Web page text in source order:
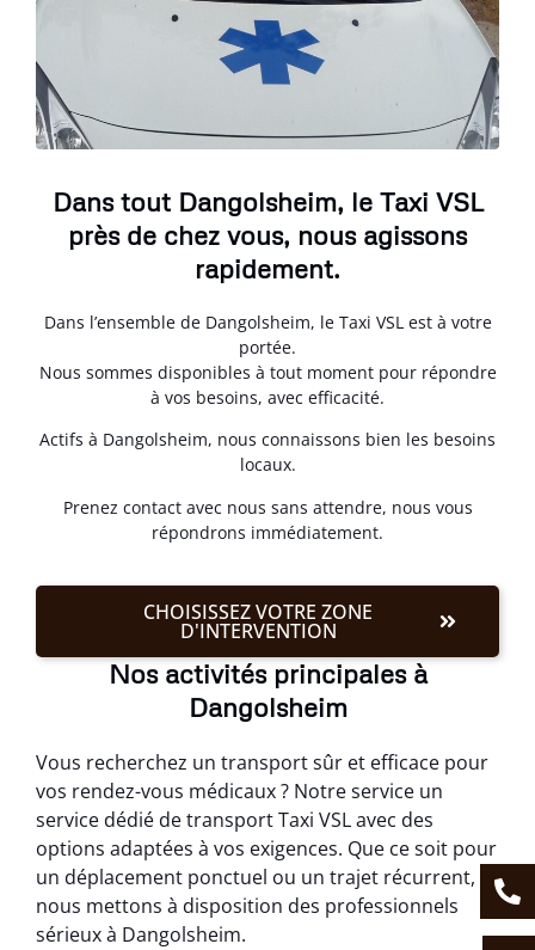
Dans tout Dangolsheim, le Taxi VSL
près de chez vous, nous agissons
rapidement.
Dans l’ensemble de Dangolsheim, le Taxi VSL est à votre
portée.
Nous sommes disponibles à tout moment pour répondre
à vos besoins, avec efficacité.
Actifs à Dangolsheim, nous connaissons bien les besoins
locaux.
Prenez contact avec nous sans attendre, nous vous
répondrons immédiatement.
CHOISISSEZ VOTRE ZONE
D'INTERVENTION
Nos activités principales à
Dangolsheim
Vous recherchez un transport sûr et efficace pour
vos rendez-vous médicaux ? Notre service un
service dédié de transport Taxi VSL avec des
options adaptées à vos exigences. Que ce soit pour
un déplacement ponctuel ou un trajet récurrent,
nous mettons à disposition des professionnels
sérieux à Dangolsheim.